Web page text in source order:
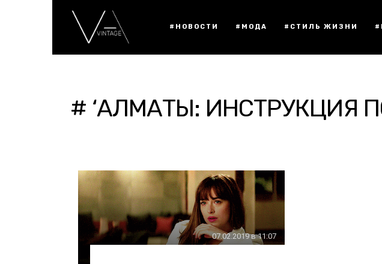
#НОВОСТИ #МОДА #СТИЛЬ ЖИЗНИ
# ‘АЛМАТЫ: ИНСТРУКЦИЯ
07.02.2019 в 11:07